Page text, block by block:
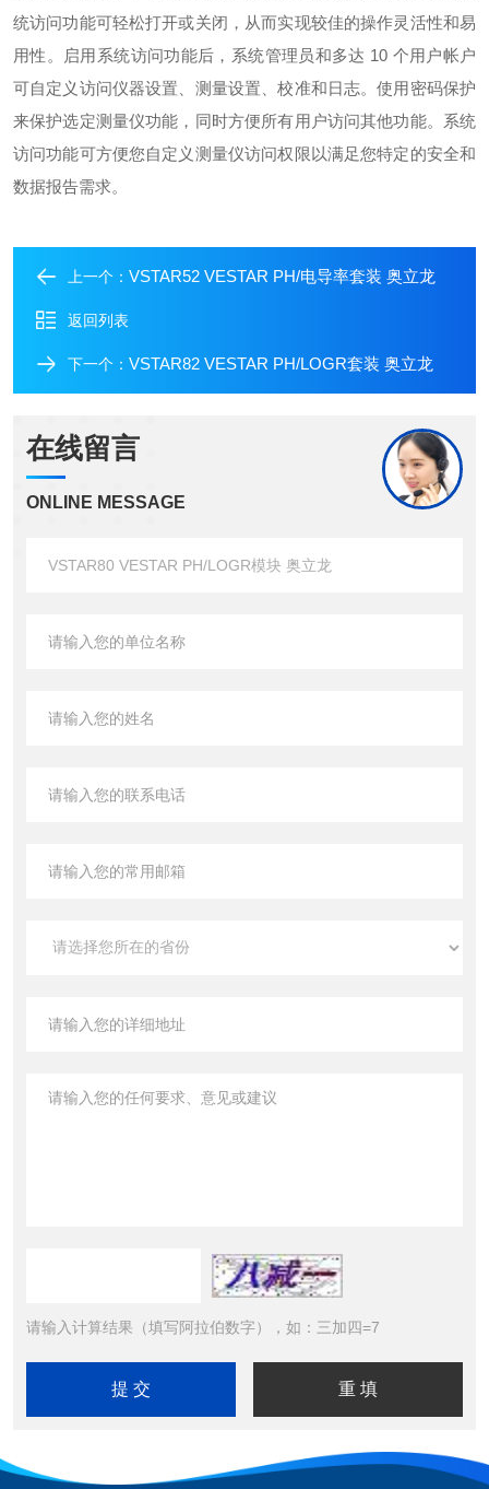
统访问功能可轻松打开或关闭，从而实现较佳的操作灵活性和易
用性。启用系统访问功能后，系统管理员和多达 10 个用户帐户
可自定义访问仪器设置、测量设置、校准和日志。使用密码保护
来保护选定测量仪功能，同时方便所有用户访问其他功能。系统
访问功能可方便您自定义测量仪访问权限以满足您特定的安全和
数据报告需求。
上一个： VSTAR52 VESTAR PH/电导率套装 奥立龙
返回列表
下一个： VSTAR82 VESTAR PH/LOGR套装 奥立龙
在线留言
ONLINE MESSAGE
请输入计算结果（填写阿拉伯数字），如：三加四=7